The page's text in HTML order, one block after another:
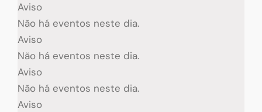
Aviso
Não há eventos neste dia.
Aviso
Não há eventos neste dia.
Aviso
Não há eventos neste dia.
Aviso